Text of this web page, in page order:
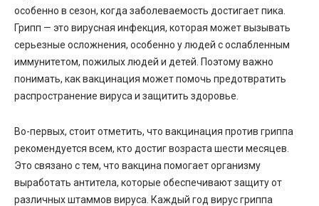
особенно в сезон, когда заболеваемость достигает пика.
Грипп — это вирусная инфекция, которая может вызывать
серьезные осложнения, особенно у людей с ослабленным
иммунитетом, пожилых людей и детей. Поэтому важно
понимать, как вакцинация может помочь предотвратить
распространение вируса и защитить здоровье.
Во-первых, стоит отметить, что вакцинация против гриппа
рекомендуется всем, кто достиг возраста шести месяцев.
Это связано с тем, что вакцина помогает организму
выработать антитела, которые обеспечивают защиту от
различных штаммов вируса. Каждый год вирус гриппа